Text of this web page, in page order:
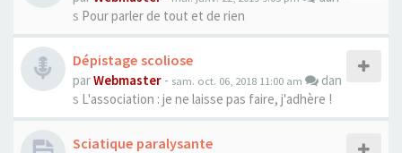
s Pour parler de tout et de rien
Dépistage scoliose
parWebmaster - sam. oct. 06, 2018 11:00 am
dan
s L'association : je ne laisse pas faire, j'adhère !
Sciatique paralysante